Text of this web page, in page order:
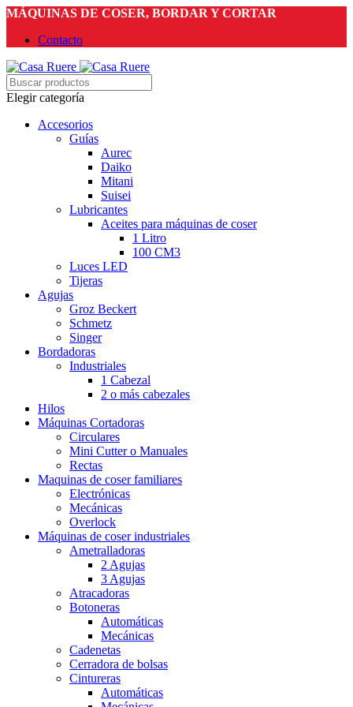
MÁQUINAS DE COSER, BORDAR Y CORTAR
Contacto
Elegir categoría
Accesorios
Guías
Aurec
Daiko
Mitani
Suisei
Lubricantes
Aceites para máquinas de coser
1 Litro
100 CM3
Luces LED
Tijeras
Agujas
Groz Beckert
Schmetz
Singer
Bordadoras
Industriales
1 Cabezal
2 o más cabezales
Hilos
Máquinas Cortadoras
Circulares
Mini Cutter o Manuales
Rectas
Maquinas de coser familiares
Electrónicas
Mecánicas
Overlock
Máquinas de coser industriales
Ametralladoras
2 Agujas
3 Agujas
Atracadoras
Botoneras
Automáticas
Mecánicas
Cadenetas
Cerradora de bolsas
Cintureras
Automáticas